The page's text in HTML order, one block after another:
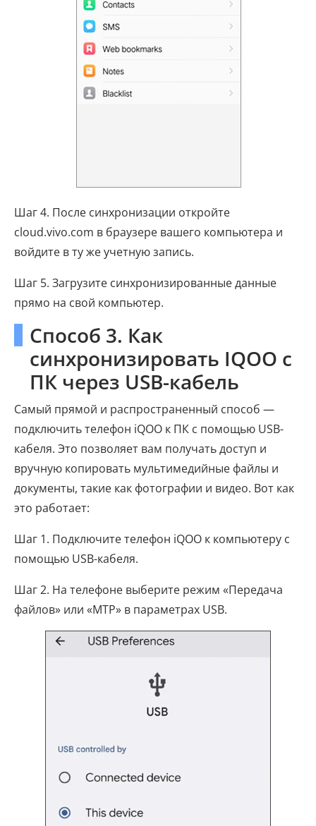
Шаг 4. После синхронизации откройте
cloud.vivo.com в браузере вашего компьютера и
войдите в ту же учетную запись.
Шаг 5. Загрузите синхронизированные данные
прямо на свой компьютер.
Способ 3. Как
синхронизировать IQOO с
ПК через USB-кабель
Самый прямой и распространенный способ —
подключить телефон iQOO к ПК с помощью USB-
кабеля. Это позволяет вам получать доступ и
вручную копировать мультимедийные файлы и
документы, такие как фотографии и видео. Вот как
это работает:
Шаг 1. Подключите телефон iQOO к компьютеру с
помощью USB-кабеля.
Шаг 2. На телефоне выберите режим «Передача
файлов» или «MTP» в параметрах USB.